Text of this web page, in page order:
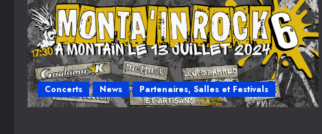
Concerts News Partenaires, Salles et Festivals